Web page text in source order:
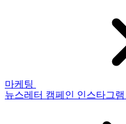
마케팅
뉴스레터 캠페인 인스타그램